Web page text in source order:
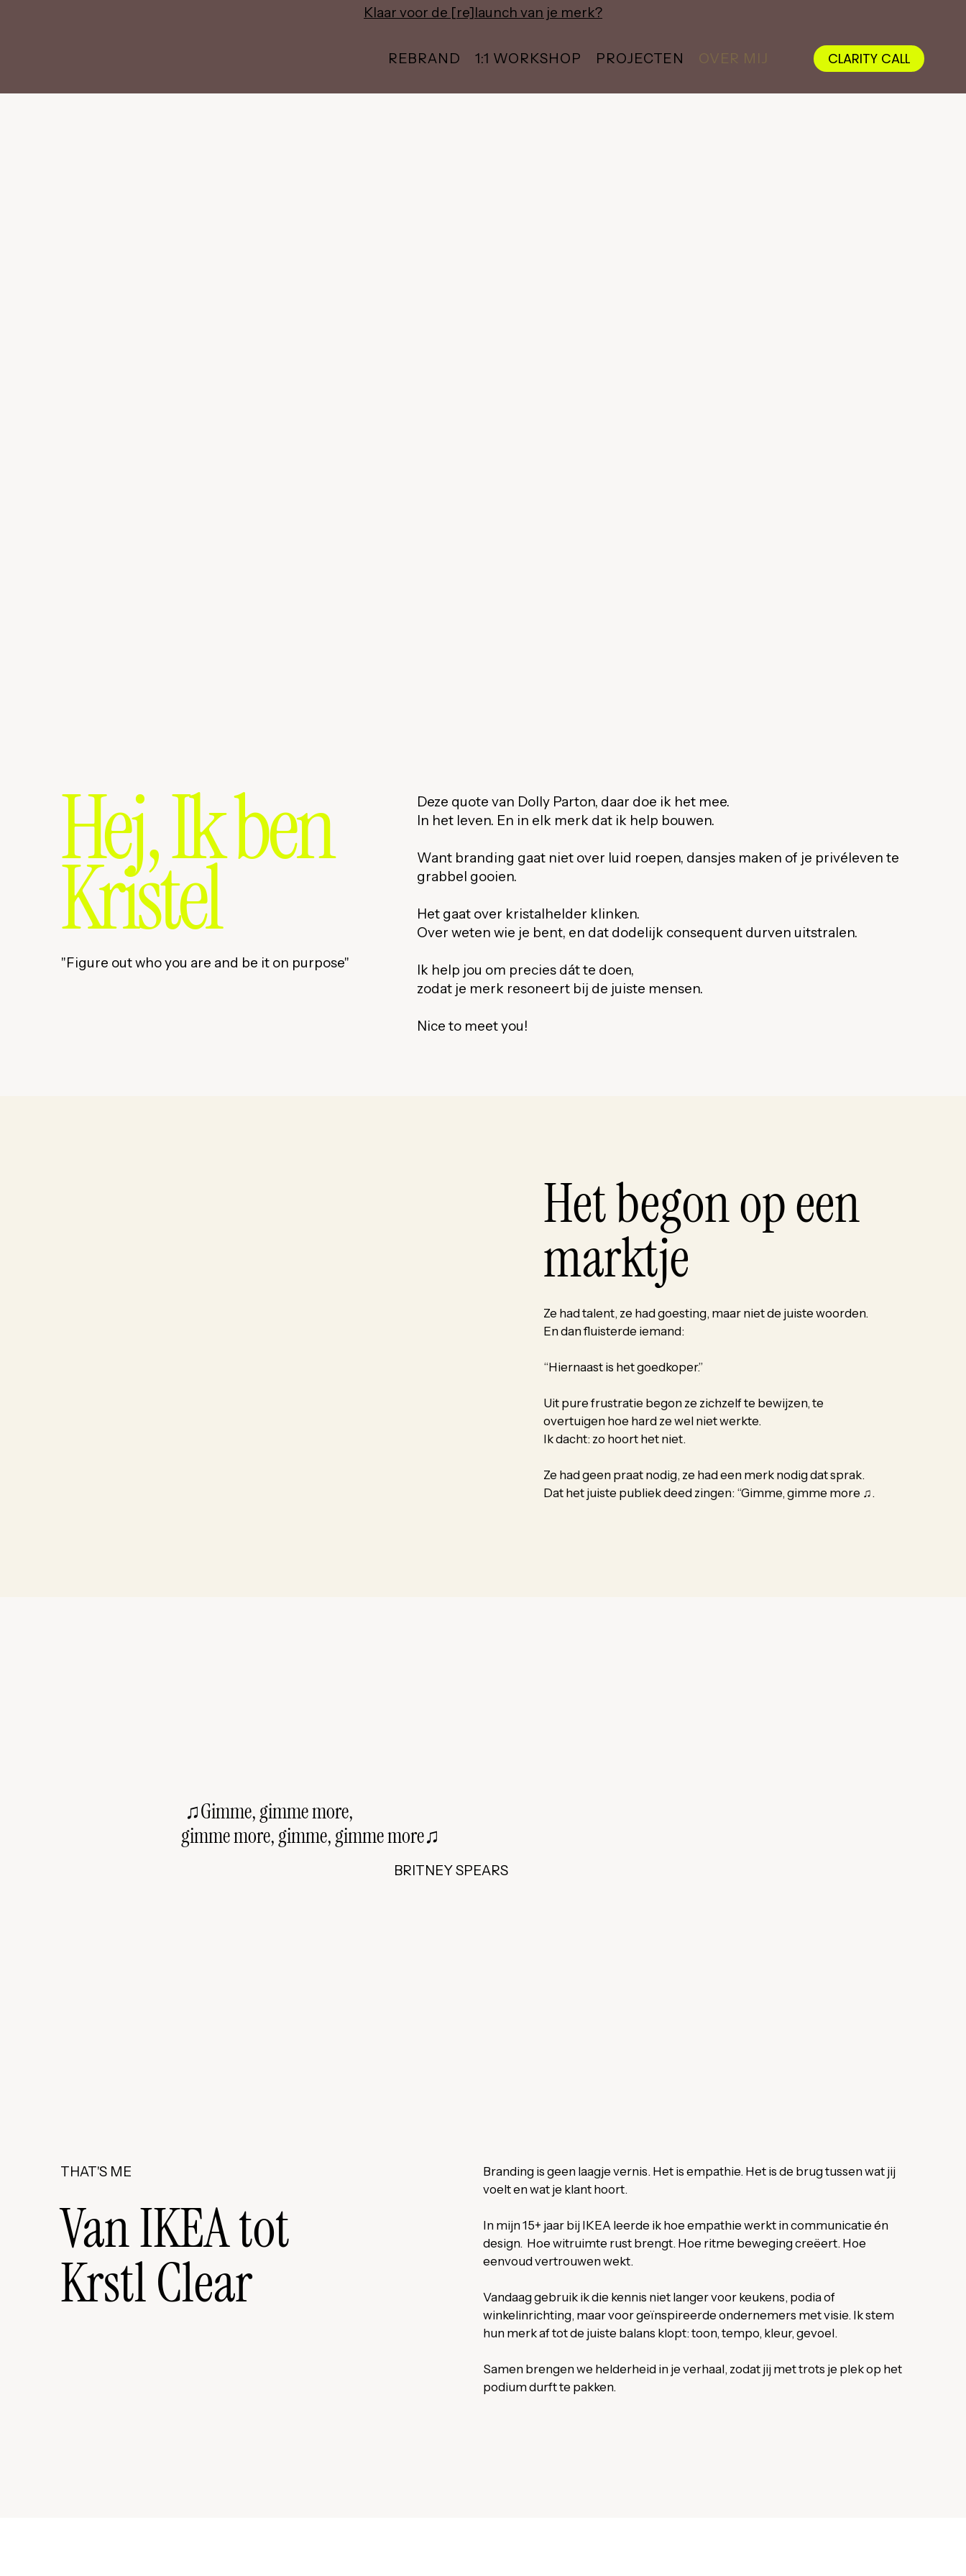
Klaar voor de [re]launch van je merk?
REBRAND 1:1 WORKSHOP PROJECTEN OVER MIJ CLARITY CALL
Hej, Ik ben
Kristel
"Figure out who you are and be it on purpose"
Deze quote van Dolly Parton, daar doe ik het mee.
In het leven. En in elk merk dat ik help bouwen.
Want branding gaat niet over luid roepen, dansjes maken of je privéleven te
grabbel gooien.
Het gaat over kristalhelder klinken.
Over weten wie je bent, en dat dodelijk consequent durven uitstralen.
Ik help jou om precies dát te doen,
zodat je merk resoneert bij de juiste mensen.
Nice to meet you!
Het begon op een
marktje
Ze had talent, ze had goesting, maar niet de juiste woorden.
En dan fluisterde iemand:
“Hiernaast is het goedkoper.”
Uit pure frustratie begon ze zichzelf te bewijzen, te
overtuigen hoe hard ze wel niet werkte.
Ik dacht: zo hoort het niet.
Ze had geen praat nodig, ze had een merk nodig dat sprak.
Dat het juiste publiek deed zingen: “Gimme, gimme more ♫.
♫Gimme, gimme more,
gimme more, gimme, gimme more♫
BRITNEY SPEARS
THAT'S ME
Van IKEA tot
Krstl Clear
Branding is geen laagje vernis. Het is empathie. Het is de brug tussen wat jij
voelt en wat je klant hoort.
In mijn 15+ jaar bij IKEA leerde ik hoe empathie werkt in communicatie én
design. Hoe witruimte rust brengt. Hoe ritme beweging creëert. Hoe
eenvoud vertrouwen wekt.
Vandaag gebruik ik die kennis niet langer voor keukens, podia of
winkelinrichting, maar voor geïnspireerde ondernemers met visie. Ik stem
hun merk af tot de juiste balans klopt: toon, tempo, kleur, gevoel.
Samen brengen we helderheid in je verhaal, zodat jij met trots je plek op het
podium durft te pakken.